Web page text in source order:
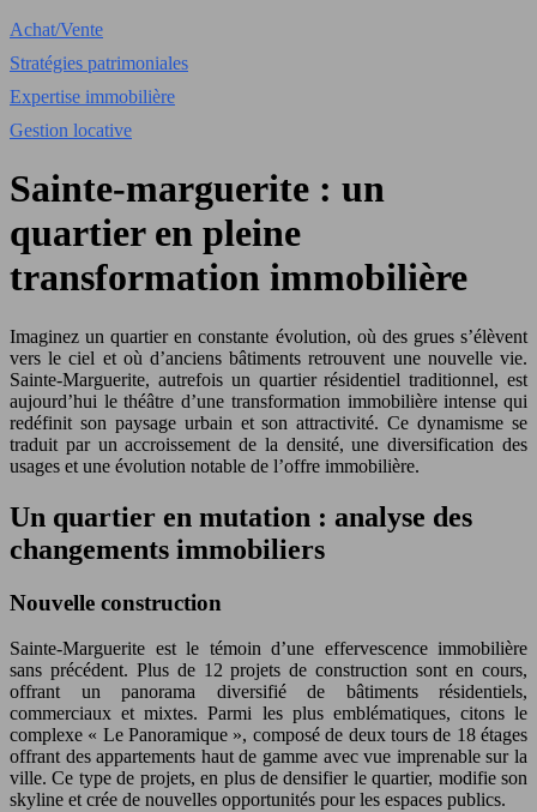
Achat/Vente
Stratégies patrimoniales
Expertise immobilière
Gestion locative
Sainte-marguerite : un
quartier en pleine
transformation immobilière
Imaginez un quartier en constante évolution, où des grues s’élèvent
vers le ciel et où d’anciens bâtiments retrouvent une nouvelle vie.
Sainte-Marguerite, autrefois un quartier résidentiel traditionnel, est
aujourd’hui le théâtre d’une transformation immobilière intense qui
redéfinit son paysage urbain et son attractivité. Ce dynamisme se
traduit par un accroissement de la densité, une diversification des
usages et une évolution notable de l’offre immobilière.
Un quartier en mutation : analyse des
changements immobiliers
Nouvelle construction
Sainte-Marguerite est le témoin d’une effervescence immobilière
sans précédent. Plus de 12 projets de construction sont en cours,
offrant un panorama diversifié de bâtiments résidentiels,
commerciaux et mixtes. Parmi les plus emblématiques, citons le
complexe « Le Panoramique », composé de deux tours de 18 étages
offrant des appartements haut de gamme avec vue imprenable sur la
ville. Ce type de projets, en plus de densifier le quartier, modifie son
skyline et crée de nouvelles opportunités pour les espaces publics.